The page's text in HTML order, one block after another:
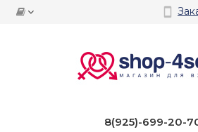
8(925)-699-20-